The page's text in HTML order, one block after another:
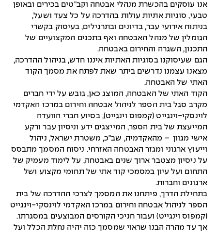
אנו עוסקים בהכשרת מנהלי אבטחה וקב"טים בכירים ובאופן
טבעי, סוגיות אתיות עולות בהדרכה על כל צעד ושעל,
בניתוח אירועי עבר, בדיונים ובתרגילים, בעיסוק בקשרי
הגומלין של מנהל האבטחה ואף בתכנים המקצועיים של
התכנון, השגרה והחירום באבטחה.
הגם שעיסוקנו בסוגיות האתיות איננו חדש, בניהול ההדרכה,
מצאנו עצמנו נדרשים ביתר שאת לפתח את מסמך הקוד
האתי של האבטחה.
הקוד האתי של האבטחה, המוצג כאן, גובש על ידי חברים
מקרב סגל בית הספר לניהול אבטחה וחירום במרכז האקדמי
לוינסקי-וינגייט (קמפוס וינגייט), בסיוע חברי הוועדה
המייעצת של בית הספר, המייצגים ידע וניסיון עבר ורקע
אישי מגוון – מהאקדמיה, שב"כ, משטרת ישראל, ניהול
וייעוץ ארגוני ומגזר האבטחה האזרחי. ניסוח המסמך מתבסס
על ניסיון מצטבר ארוך שנים באבטחה, על לימוד מעמיק של
התחום ועל עיון במסמכי קוד אתי של תחומי מקצוע ושל
ארגונים וחברות.
בתחילת הדרך, פיתחנו את המסמך לצרכי ההדרכה של בית
הספר לניהול אבטחה וחירום במרכז האקדמי לוינסקי-וינגייט
(קמפוס וינגייט) ועבור חניכי הקורסים המבוצעים במסגרתו.
אך עד מהרה הבנו שראוי שמסמך כזה יהיה נחלת הכלל ועל